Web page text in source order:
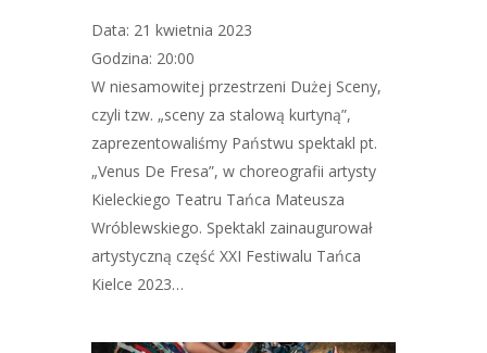
Data: 21 kwietnia 2023
Godzina: 20:00
W niesamowitej przestrzeni Dużej Sceny,
czyli tzw. „sceny za stalową kurtyną”,
zaprezentowaliśmy Państwu spektakl pt.
„Venus De Fresa”, w choreografii artysty
Kieleckiego Teatru Tańca Mateusza
Wróblewskiego. Spektakl zainaugurował
artystyczną część XXI Festiwalu Tańca
Kielce 2023…